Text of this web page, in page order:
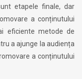
etapele finale, dar
a conținutului
eficiente metode de
a ajunge la audiența
a conținutului